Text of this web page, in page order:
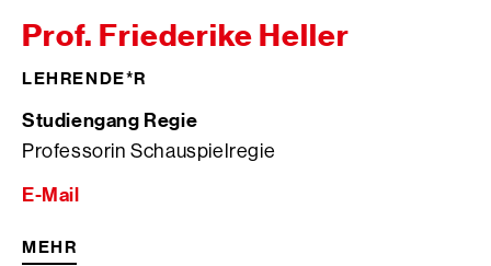
Prof. Friederike Heller
LEHRENDE*R
Studiengang Regie
Professorin Schauspielregie
E-Mail
MEHR